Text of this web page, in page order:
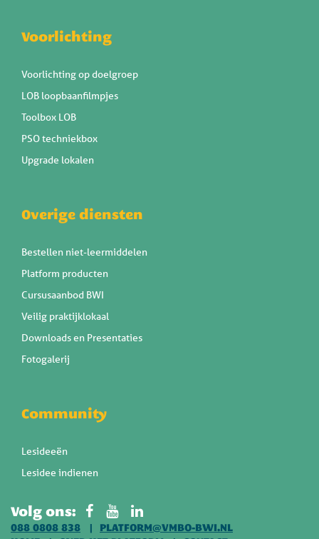
Voorlichting
Voorlichting op doelgroep
LOB loopbaanfilmpjes
Toolbox LOB
PSO techniekbox
Upgrade lokalen
Overige diensten
Bestellen niet-leermiddelen
Platform producten
Cursusaanbod BWI
Veilig praktijklokaal
Downloads en Presentaties
Fotogalerij
Community
Lesideeën
Lesidee indienen
Volg ons:
088 0808 838
PLATFORM@VMBO-BWI.NL